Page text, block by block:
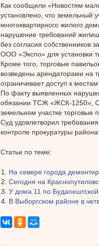
Как сообщили «Новостям
установлено, что земельный
многоквартирного жилого
нарушение требований
без согласия собственников
ООО «Экспо» для установки
Кроме того, торговые
возведены арендаторами на
ограничивает доступ к
По факту выявленных
обязании ТСЖ «ЖСК-1250»,
земельном участке торговые
Суд удовлетворил
контроле прокуратуры района.
Статьи по теме:
На севере города
Сегодня на
У дома 11 по
В Выборгском районе в